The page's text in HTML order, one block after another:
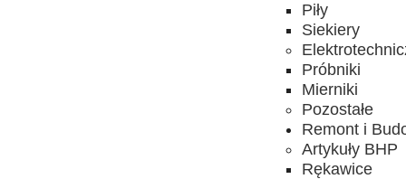
Piły
Siekiery
Próbniki
Mierniki
Pozostałe
Remont i
Artykuły BHP
Rękawice